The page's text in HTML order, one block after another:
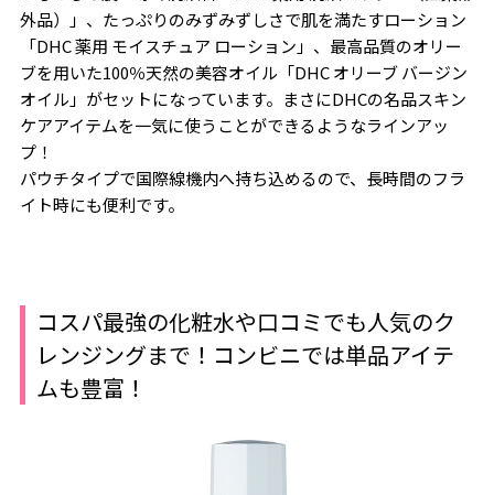
外品）」、たっぷりのみずみずしさで肌を満たすローション
「DHC 薬用 モイスチュア ローション」、最高品質のオリー
ブを用いた100％天然の美容オイル「DHC オリーブ バージン
オイル」がセットになっています。まさにDHCの名品スキン
ケアアイテムを一気に使うことができるようなラインアッ
プ！
パウチタイプで国際線機内へ持ち込めるので、長時間のフラ
イト時にも便利です。
コスパ最強の化粧水や口コミでも人気のク
レンジングまで！コンビニでは単品アイテ
ムも豊富！